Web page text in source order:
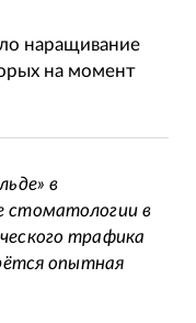
наращивание
на момент
в
стоматологии в
трафика
опытная